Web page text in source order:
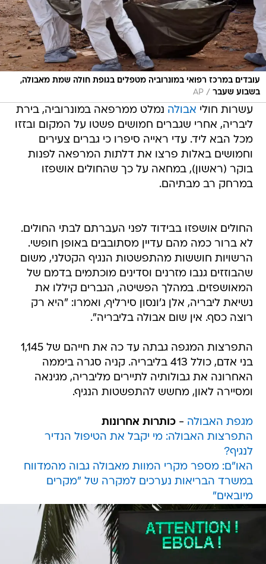
עובדים במרכז רפואי במונרוביה מטפלים בגופת חולה שמת מאבולה,
בשבוע שעבר /
AP
עשרות חולי אבולה נמלט ממרפאה במונרוביה, בירת
ליבריה, אחרי שגברים חמושים פשטו על המקום ובזזו
מכל הבא ליד. עדי ראייה סיפרו כי גברים צעירים
וחמושים באלות פרצו את דלתות המרפאה לפנות
בוקר (ראשון), במחאה על כך שהחולים אושפזו
במרחק רב מבתיהם.
החולים אושפזו בבידוד לפני העברתם לבתי החולים.
לא ברור כמה מהם עדיין מסתובבים באופן חופשי.
הרשויות חוששות מהתפשטות הנגיף הקטלני, משום
שהבוזזים גנבו מזרנים וסדינים מוכתמים בדמם של
המאושפזים. במהלך הפשיטה, הגברים קיללו את
נשיאת ליבריה, אלן ג'ונסון סירליף, ואמרו: "היא רק
רוצה כסף. אין שום אבולה בליבריה".
התפרצות המגפה גבתה עד כה את חייהם של 1,145
בני אדם, כולל 413 בליבריה. קניה סגרה ביממה
האחרונה את גבולותיה לתיירים מליבריה, מגינאה
ומסיירה לאון, מחשש להתפשטות הנגיף.
מגפת האבולה -כותרות אחרונות
התפרצות האבולה: מי יקבל את הטיפול הנדיר
לנגיף?
האו"ם: מספר מקרי המוות מאבולה גבוה מהמדווח
במשרד הבריאות נערכים למקרה של "מקרים
מיובאים"